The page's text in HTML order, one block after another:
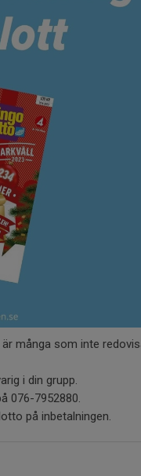
många som inte
i din grupp.
076-7952880.
på inbetalningen.